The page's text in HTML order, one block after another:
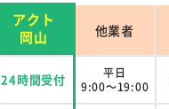
アクト
岡山
他業者
24時間受付
平日
9:00～19:00